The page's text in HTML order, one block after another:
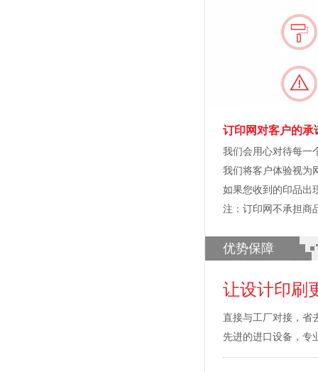
订印网对客户的承
我们会用心对待每一
我们将客户体验视为
如果您收到的印品出
注：订印网不承担商
优势保障
让设计印刷
直接与工厂对接，省
先进的进口设备，专